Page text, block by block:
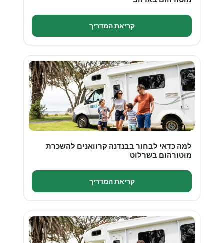
קריאת המדריך
למה כדאי לבחור בבנדנה קרוואנים להשכרת
מוטורהום בשרלוט
קריאת המדריך